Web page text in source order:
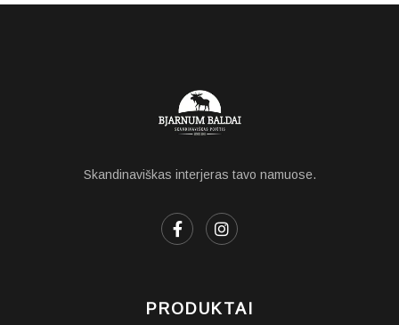
Skandinaviškas interjeras tavo namuose.
PRODUKTAI